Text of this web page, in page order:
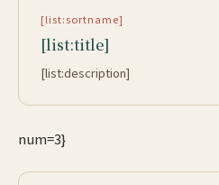
[list:sortname]
[list:title]
[list:description]
num=3}